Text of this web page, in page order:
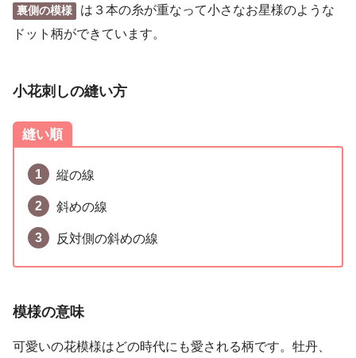
裏側の模様
は３本の糸が重なって小さなお星様のような
ドット柄ができています。
小花刺しの縫い方
縫い順
縦の線
斜めの線
反対側の斜めの線
模様の意味
可愛いの花模様はどの時代にも愛される柄です。牡丹、